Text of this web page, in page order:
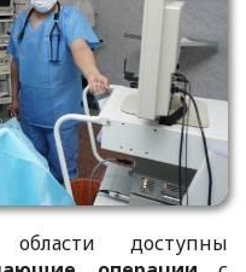
доступны